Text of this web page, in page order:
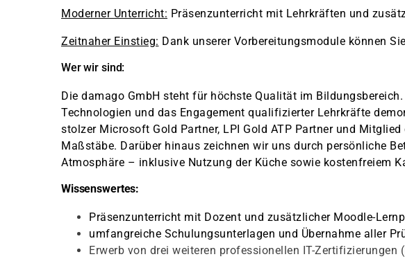
Moderner Unterricht: Präsenzunterricht mit Lehrkräften und
Zeitnaher Einstieg: Dank unserer Vorbereitungsmodule können
Wer wir sind:
Die damago GmbH steht für höchste Qualität im
Technologien und das Engagement qualifizierter Lehrkräfte
stolzer Microsoft Gold Partner, LPI Gold ATP Partner und
Maßstäbe. Darüber hinaus zeichnen wir uns durch persönliche
Atmosphäre – inklusive Nutzung der Küche sowie kostenfreiem
Wissenswertes:
Präsenzunterricht mit Dozent und zusätzlicher Moodle-
umfangreiche Schulungsunterlagen und Übernahme aller
Erwerb von drei weiteren professionellen IT-Zertifizierungen